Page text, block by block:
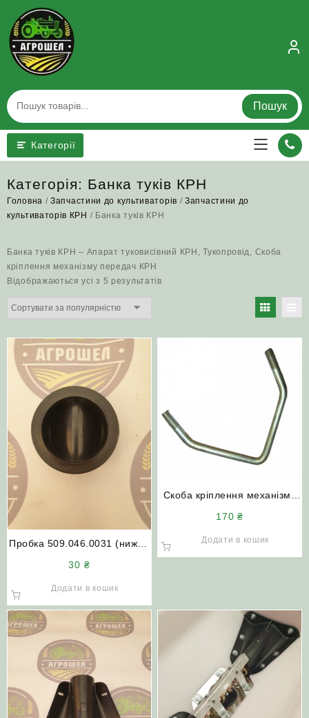
content
Пошук
Категорії
Категорія: Банка туків КРН
Головна /Запчастини до культиваторів /Запчастини до
культиваторів КРН / Банка туків КРН
Банка туків КРН – Апарат туковисівний КРН, Тукопровід, Скоба
кріплення механізму передач КРН
Відображаються усі з 5 результатівВідсортовано
Пробка 509.046.0031 (нижня
30 ₴
Додати в кошик
Скоба кріплення механізму
170₴
Додати в кошик